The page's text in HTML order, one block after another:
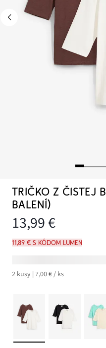
TRIČKO Z ČISTEJ
BALENÍ)
13,99 €
11,89 € s kódom LUMEN
2 kusy | 7,00 € / ks